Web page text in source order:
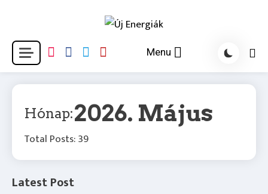
content
Új Energiák
Energikus hírek és érdekességek
Menu
Hónap:2026. Május
Total Posts: 39
Latest Post